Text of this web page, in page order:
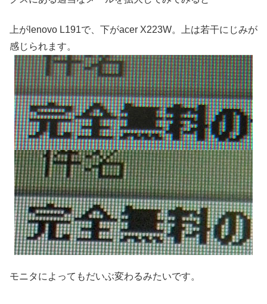
上がlenovo L191で、下がacer X223W。上は若干にじみが
感じられます。
モニタによってもだいぶ変わるみたいです。